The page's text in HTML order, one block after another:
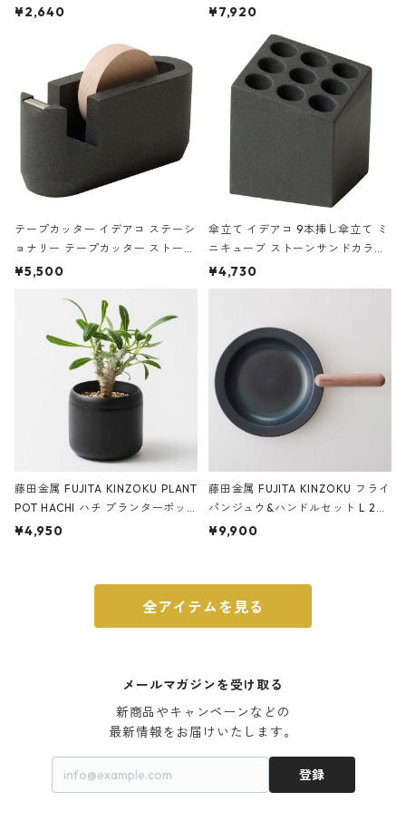
ハードカバー 罫線 ヴァン・ゴッホ
¥2,640
urniture WALL Table B5 ネイビー
¥7,920
テープカッター イデアコ ステーシ
ョナリー テープカッター ストーン
サンドカラー 石調 ideaco Station
¥5,500
傘立て イデアコ 9本挿し傘立て ミ
ニキューブ ストーンサンドカラー
石調 ideaco Umbrella Stand CUB
E ストーンサンドブラック
¥4,730
藤田金属 FUJITA KINZOKU PLANT
POT HACHI ハチ プランターポッ
ト 3号 ブラック
¥4,950
藤田金属 FUJITA KINZOKU フライ
パンジュウ&ハンドルセット L 24c
m ガス火・IH対応 鉄フライパン
¥9,900
全アイテムを見る
メールマガジンを受け取る
新商品やキャンペーンなどの
最新情報をお届けいたします。
登録